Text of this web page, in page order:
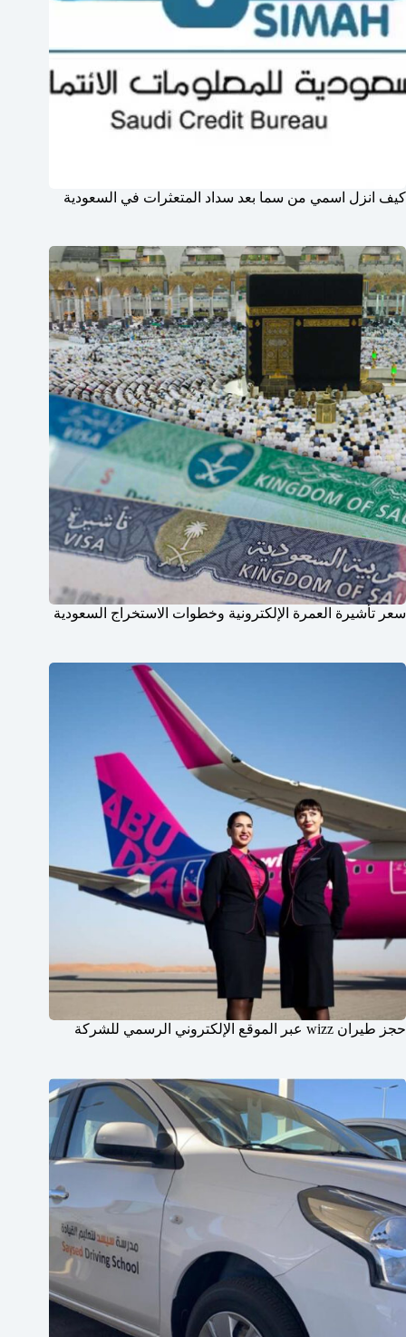
كيف انزل اسمي من سما بعد سداد المتعثرات في السعودية
سعر تأشيرة العمرة الإلكترونية وخطوات الاستخراج السعودية
حجز طيران wizz عبر الموقع الإلكتروني الرسمي للشركة